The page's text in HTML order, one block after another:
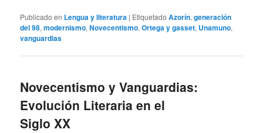
Publicado en Lengua y literatura | Etiquetado Azorín,generación
del 98,modernismo,Novecentismo,Ortega y gasset, Unamuno,
vanguardias
Novecentismo y Vanguardias:
Evolución Literaria en el
Siglo XX